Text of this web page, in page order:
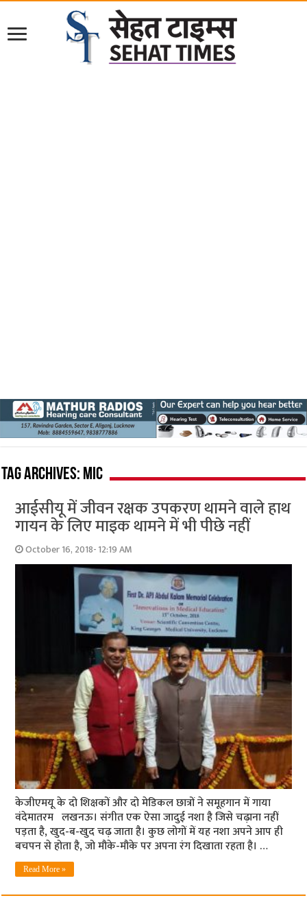
Tag Archives: mic
आईसीयू में जीवन रक्षक उपकरण थामने वाले हाथ
गायन के लिए माइक थामने में भी पीछे नहीं
October 16, 2018- 12:19 AM
केजीएमयू के दो शिक्षकों और दो मेडिकल छात्रों ने समूहगान में गाया
वंदेमातरम लखनऊ। संगीत एक ऐसा जादुई नशा है जिसे चढ़ाना नहीं
पड़ता है, खुद-ब-खुद चढ़ जाता है। कुछ लोगों में यह नशा अपने आप ही
बचपन से होता है, जो मौके-मौके पर अपना रंग दिखाता रहता है। …
Read More »